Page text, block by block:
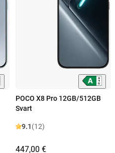
POCO X8 Pro 12GB/512GB
Svart
9.1(12)
447,00 €